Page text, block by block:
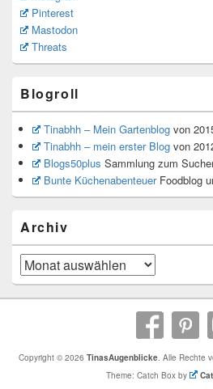
Pinterest
Mastodon
Threats
Blogroll
Tinabhh – Mein Gartenblogvon
Tinabhh – mein erster Blogvon
Blogs50plus Sammlung zum
Bunte KüchenabenteuerFoodblog
Archiv
Archiv
Copyright © 2026 TinasAugenblicke . Alle Rechte
Theme: Catch Box by